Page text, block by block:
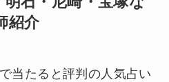
紹介
当たると評判の人気占い